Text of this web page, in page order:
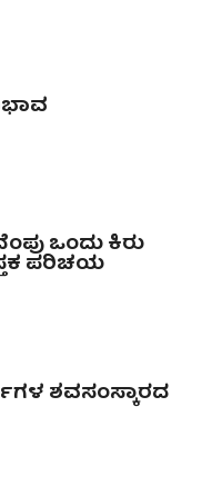
ಒಂದು ಕಿರು
ಪರಿಚಯ
ಶವಸಂಸ್ಕಾರದ